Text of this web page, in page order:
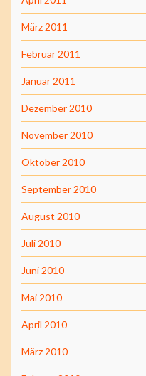
März 2011
Februar 2011
Januar 2011
Dezember 2010
November 2010
Oktober 2010
September 2010
August 2010
Juli 2010
Juni 2010
Mai 2010
April 2010
März 2010